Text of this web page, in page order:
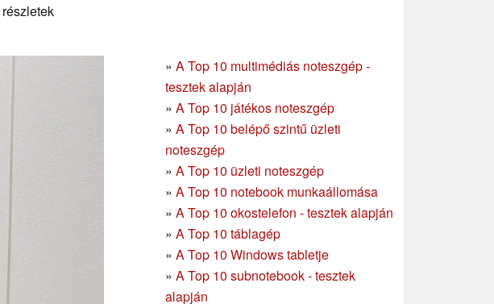
» A Top 10 multimédiás noteszgép -
tesztek alapján
» A Top 10 játékos noteszgép
» A Top 10 belépő szintű üzleti
noteszgép
» A Top 10 üzleti noteszgép
» A Top 10 notebook munkaállomása
» A Top 10 okostelefon - tesztek alapján
» A Top 10 táblagép
» A Top 10 Windows tabletje
» A Top 10 subnotebook - tesztek
alapján